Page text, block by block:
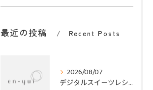
最近の投稿 Recent Posts
2026/08/07
デジタルスイーツレシピ紹介で家にある材料と簡単工程で夏を彩るお菓子作り